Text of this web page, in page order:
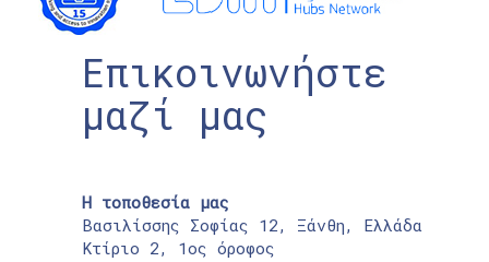
Επικοινωνήστε
μαζί μας
Η τοποθεσία μας
Βασιλίσσης Σοφίας 12, Ξάνθη, Ελλάδα
Κτίριο 2, 1ος όροφος